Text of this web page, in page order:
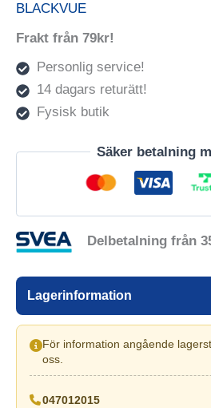
BLACKVUE
Frakt från 79kr!
Personlig service!
14 dagars returätt!
Fysisk butik
Säker betalning
Delbetalning från
Lagerinformation
För information angående
oss.
047012015